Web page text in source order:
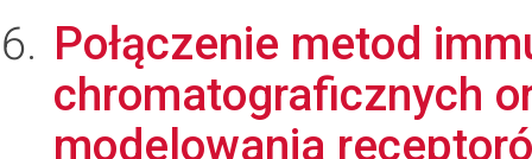
Połączenie metod
chromatograficznych
modelowania